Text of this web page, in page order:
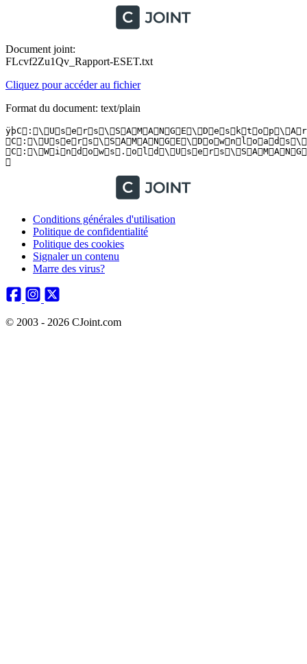
Document joint:
FLcvf2Zu1Qv_Rapport-ESET.txt
Cliquez pour accéder au fichier
Format du document: text/plain
ÿþC : \ U s e r s \ S A M A N G E \ D e s k t o p \ A r c h i t e c t e 
 C : \ U s e r s \ S A M A N G E \ D o w n l o a d s \ c c s e t u p 5 2 4 . e x e 	 W i n 3 2 / B u n d l e d . T o o l b a r . G o o g l e . D 
 
Conditions générales d'utilisation
Politique de confidentialité
Politique des cookies
Signaler un contenu
Marre des virus?
© 2003 - 2026 CJoint.com